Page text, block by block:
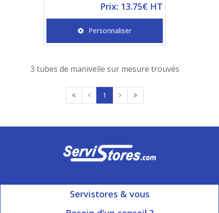
Prix: 13.75€ HT
Personnaliser
3 tubes de manivelle sur mesure trouvés
1
Servistores & vous
Mon compte